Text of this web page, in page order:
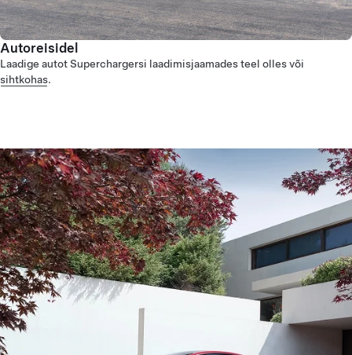
Autoreisidel
Laadige autot Superchargersi laadimisjaamades teel olles või
sihtkohas.